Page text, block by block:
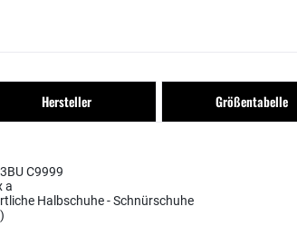
Hersteller Größentabelle
C9999
a
Halbschuhe - Schnürschuhe